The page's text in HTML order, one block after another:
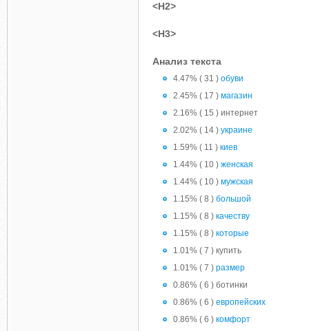
<H2>
<H3>
Анализ текста
4.47% ( 31 ) обуви
2.45% ( 17 ) магазин
2.16% ( 15 ) интернет
2.02% ( 14 ) украине
1.59% ( 11 ) киев
1.44% ( 10 ) женская
1.44% ( 10 ) мужская
1.15% ( 8 ) большой
1.15% ( 8 ) качеству
1.15% ( 8 ) которые
1.01% ( 7 ) купить
1.01% ( 7 ) размер
0.86% ( 6 ) ботинки
0.86% ( 6 ) европейских
0.86% ( 6 ) комфорт